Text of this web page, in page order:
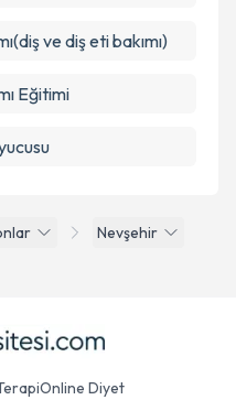
Nevşehir
ve diş eti bakımı)
Eğitimi
Online Diyet